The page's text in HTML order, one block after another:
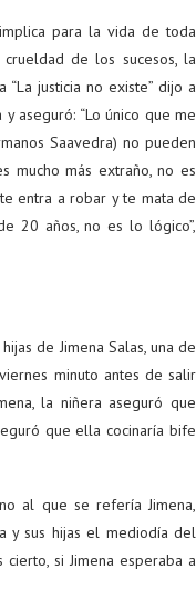
para la vida de toda
de los sucesos, la
justicia no existe” dijo a
aseguró: “Lo único que me
Saavedra) no pueden
mucho más extraño, no es
entra a robar y te mata de
20 años, no es lo lógico”,
de Jimena Salas, una de
minuto antes de salir
la niñera aseguró que
que ella cocinaría bife
al que se refería Jimena,
y sus hijas el mediodía del
si Jimena esperaba a